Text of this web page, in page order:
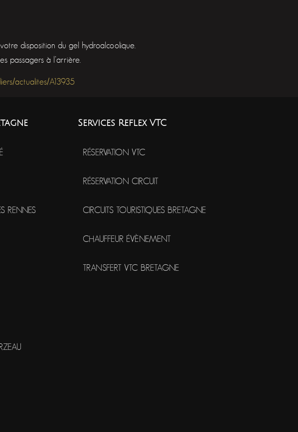
disposition du gel hydroalcoolique.
passagers à l’arrière.
actualites/A13935
RENNES
Services Reflex VTC
RÉSERVATION VTC
RÉSERVATION CIRCUIT
CIRCUITS TOURISTIQUES BRETAGNE
CHAUFFEUR ÉVÈNEMENT
TRANSFERT VTC BRETAGNE